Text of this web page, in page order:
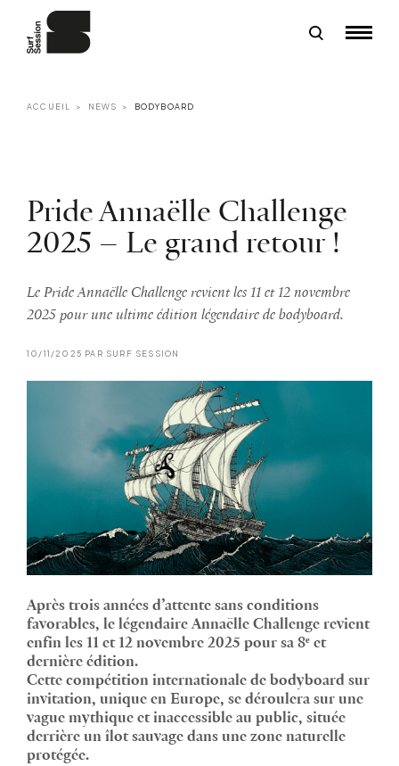
ACCUEIL NEWS BODYBOARD
Pride Annaëlle Challenge
2025 – Le grand retour !
Le Pride Annaëlle Challenge revient les 11 et 12 novembre
2025 pour une ultime édition légendaire de bodyboard.
10/11/2025 PAR SURF SESSION
Après trois années d’attente sans conditions
favorables, le légendaire Annaëlle Challenge revient
enfin les 11 et 12 novembre 2025 pour sa 8ᵉ et
dernière édition.
Cette compétition internationale de bodyboard sur
invitation, unique en Europe, se déroulera sur une
vague mythique et inaccessible au public, située
derrière un îlot sauvage dans une zone naturelle
protégée.